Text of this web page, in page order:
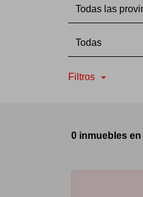
Todas las
Todas
Filtros
0 inmuebles en